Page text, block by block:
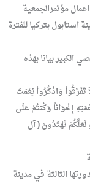
مؤتمرالجمعية
استابول بتركيا للفترة
الكبير بيانا بهذه
تَفَرَّقُواْ وَاذْكُرُواْ نِعْمَتَ
إِخْوَاناً وَكُنتُمْ عَلَىَ
لَعَلَّكُمْ تَهْتَدُونَ ( آل
الثالثة في مدينة